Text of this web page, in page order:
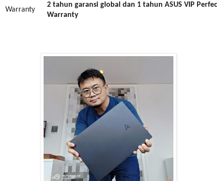
Warranty
2 tahun garansi global dan 1 tahun ASUS VIP
Warranty